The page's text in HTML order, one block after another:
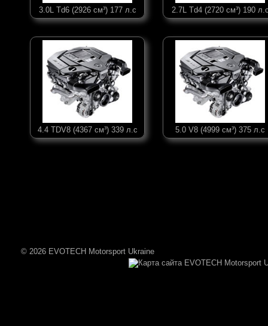
3.0L Td6 (2926 см³) 177 л.с 2.7L Td4 (2720 см³) 190
4.4 TDV8 (4367 см³) 339 л.с 5.0 V8 (4999 см³) 375 л.с
© 2026 EVOTECH Motorsport Ukraine